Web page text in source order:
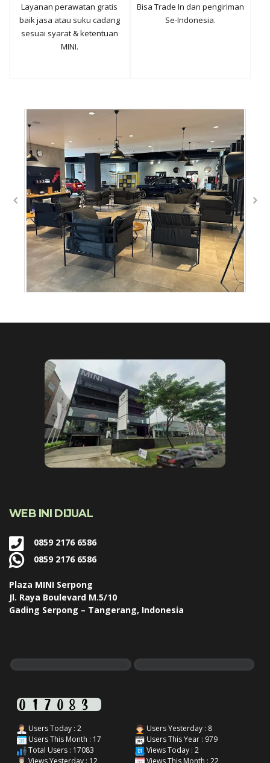
Layanan perawatan gratis
baik jasa atau suku cadang
sesuai syarat & ketentuan
MINI.
Bisa Trade In dan pengiriman
Se-Indonesia.
WEB INI DIJUAL
0859 2176 6586
0859 2176 6586
Plaza MINI Serpong
Jl. Raya Boulevard M.5/10
Gading Serpong – Tangerang, Indonesia
Users Today : 2
Users Yesterday : 8
Users This Month : 17
Users This Year : 979
Total Users : 17083
Views Today : 2